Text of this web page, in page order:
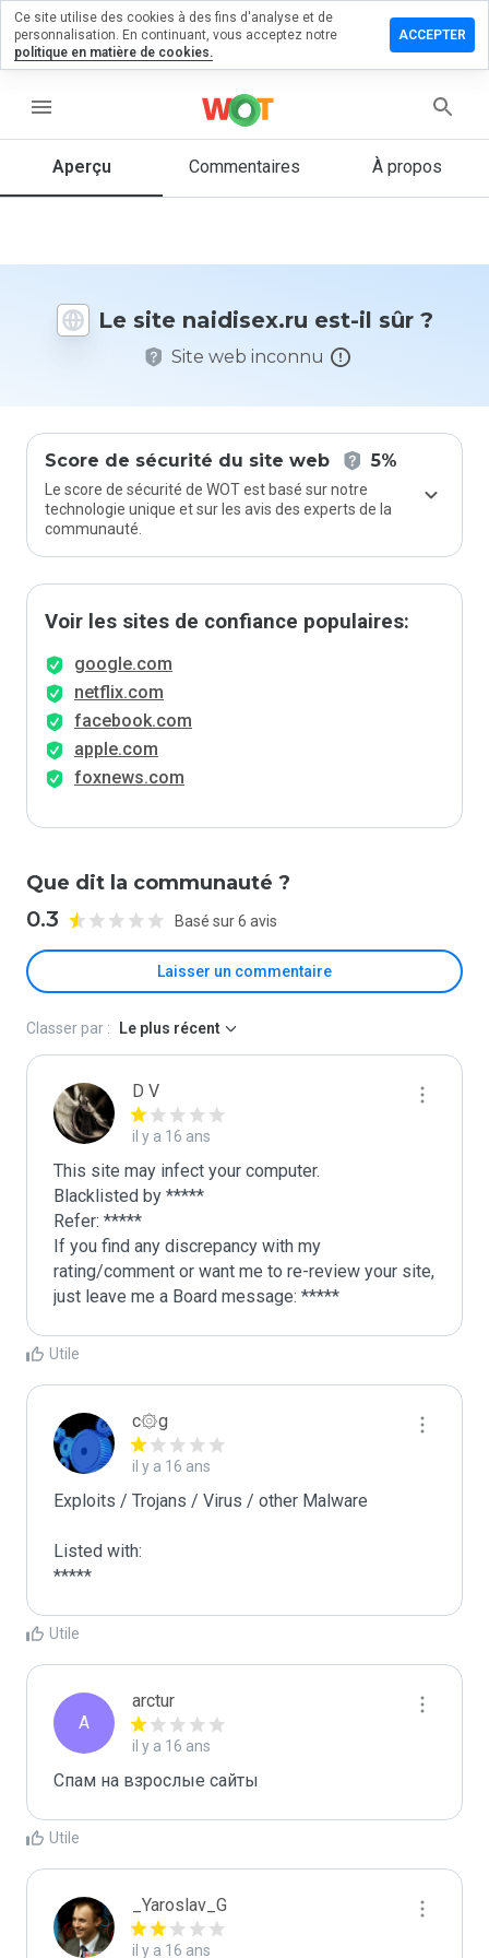
menu
Aperçu Commentaires À propos
Le site naidisex.ru est-il sûr ?
Site web inconnu
Score de sécurité du site web 5%
Le score de sécurité de WOT est basé sur notre
technologie unique et sur les avis des experts de la
communauté.
Voir les sites de confiance populaires:
google.com
netflix.com
facebook.com
apple.com
foxnews.com
Que dit la communauté ?
0.3 Basé sur 6 avis
Laisser un commentaire
un
1 et 5
vous à ce
Classer par : Le plus récent
D V
il y a 16 ans
This site may infect your computer.
Blacklisted by *****
Refer: *****
If you find any discrepancy with my
rating/comment or want me to re-review your site,
just leave me a Board message: *****
Utile
c۞g
il y a 16 ans
Exploits / Trojans / Virus / other Malware
Listed with:
*****
Utile
A
arctur
il y a 16 ans
Спам на взрослые сайты
Utile
_Yaroslav_G
il y a 16 ans
Ce site utilise des cookies à des fins d'analyse et de
personnalisation. En continuant, vous acceptez notre
politique en matière de cookies.
ACCEPTER